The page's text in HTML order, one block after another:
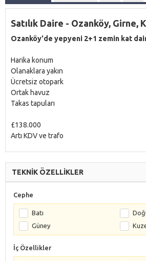
Satılık Daire - Ozanköy, Girne,
Ozanköy'de yepyeni 2+1 zemin kat
Harika konum
Olanaklara yakın
Ücretsiz otopark
Ortak havuz
Takas tapuları
£138.000
Artı KDV ve trafo
TEKNİK ÖZELLİKLER
Cephe
Batı
Güney
İç Özellikler